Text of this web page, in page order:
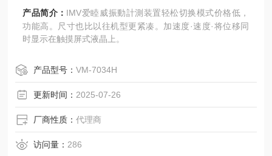
产品简介： IMV爱睦威振動計測装置轻松切换模式价格低，
功能高。尺寸也比以往机型更紧凑。加速度·速度·将位移同
时显示在触摸屏式液晶上。
产品型号：VM-7034H
更新时间： 2025-07-26
厂商性质：代理商
访问量： 286